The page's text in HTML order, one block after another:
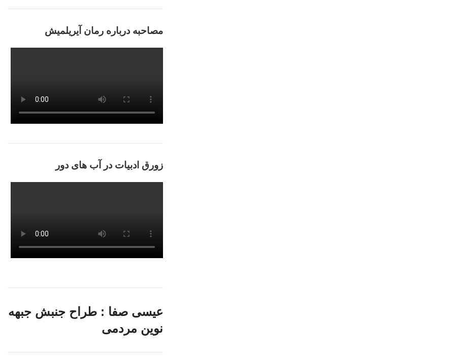
مصاحبه درباره رمان آیریلمیش
زورق ادبیات در آب های دور
عیسی صفا : طراح جنبش جبهه
نوین مردمی